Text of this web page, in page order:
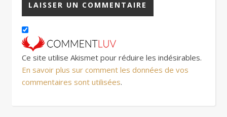
Ce site utilise Akismet pour réduire les indésirables.
En savoir plus sur comment les données de vos
commentaires sont utilisées.